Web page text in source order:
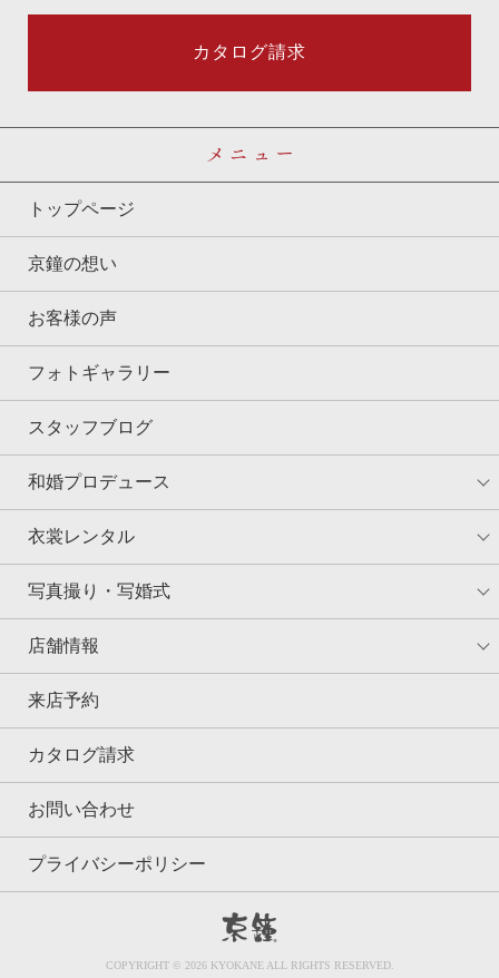
カタログ請求
トップページ
京鐘の想い
お客様の声
フォトギャラリー
スタッフブログ
和婚プロデュース
衣裳レンタル
写真撮り・写婚式
店舗情報
来店予約
カタログ請求
お問い合わせ
プライバシーポリシー
COPYRIGHT © 2026 KYOKANE ALL RIGHTS RESERVED.